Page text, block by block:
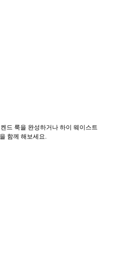
드 룩을 완성하거나 하이 웨이스트
함께 해보세요.